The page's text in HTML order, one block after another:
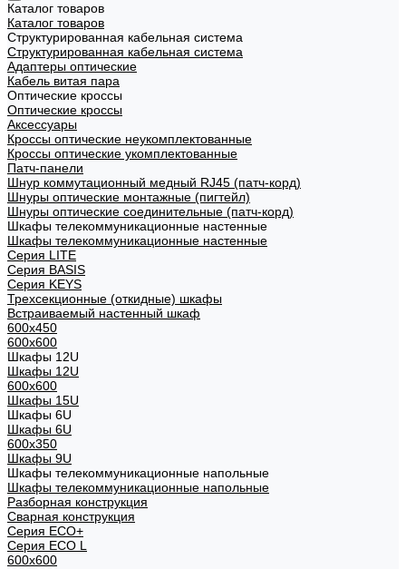
Каталог товаров
Каталог товаров
Структурированная кабельная система
Структурированная кабельная система
Адаптеры оптические
Кабель витая пара
Оптические кроссы
Оптические кроссы
Аксессуары
Кроссы оптические неукомплектованные
Кроссы оптические укомплектованные
Патч-панели
Шнур коммутационный медный RJ45 (патч-корд)
Шнуры оптические монтажные (пигтейл)
Шнуры оптические соединительные (патч-корд)
Шкафы телекоммуникационные настенные
Шкафы телекоммуникационные настенные
Cерия LITE
Cерия BASIS
Cерия KEYS
Трехсекционные (откидные) шкафы
Встраиваемый настенный шкаф
600x450
600x600
Шкафы 12U
Шкафы 12U
600x600
Шкафы 15U
Шкафы 6U
Шкафы 6U
600x350
Шкафы 9U
Шкафы телекоммуникационные напольные
Шкафы телекоммуникационные напольные
Разборная конструкция
Сварная конструкция
Серия ECO+
Серия ECO L
600x600